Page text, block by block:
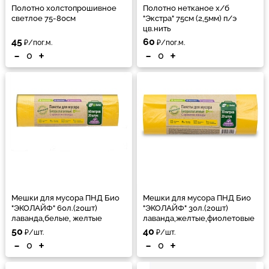
Полотно холстопрошивное
светлое 75-80см
45 ₽/пог.м.
- +
Полотно нетканое х/б
"Экстра" 75см (2,5мм) п/э
цв.нить
60 ₽/пог.м.
- +
Мешки для мусора ПНД Био
"ЭКОЛАЙФ" 60л.(20шт)
лаванда,белые, желтые
50 ₽/шт.
- +
Мешки для мусора ПНД Био
"ЭКОЛАЙФ" 30л.(20шт)
лаванда,желтые,фиолетовые
40 ₽/шт.
- +